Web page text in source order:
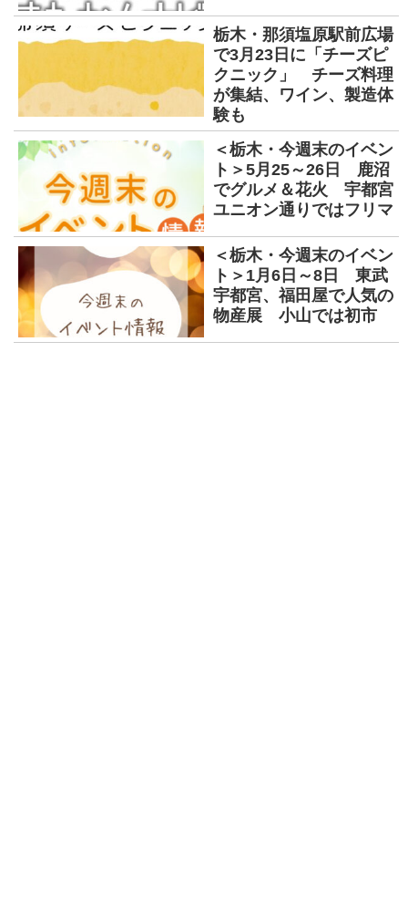
栃木・那須塩原駅前広場
で3月23日に「チーズピ
クニック」 チーズ料理
が集結、ワイン、製造体
験も
＜栃木・今週末のイベン
ト＞5月25～26日 鹿沼
でグルメ＆花火 宇都宮
ユニオン通りではフリマ
＜栃木・今週末のイベン
ト＞1月6日～8日 東武
宇都宮、福田屋で人気の
物産展 小山では初市